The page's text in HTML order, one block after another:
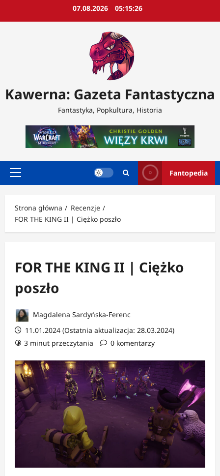
07.08.2026 05:15:27
Kawerna: Gazeta Fantastyczna
Fantastyka, Popkultura, Historia
Menu
Fantopedia
Strona główna
Recenzje
FOR THE KING II | Ciężko poszło
FOR THE KING II | Ciężko
poszło
Magdalena Sardyńska-Ferenc
11.01.2024 (Ostatnia aktualizacja: 28.03.2024)
3 minut przeczytania
0 komentarzy